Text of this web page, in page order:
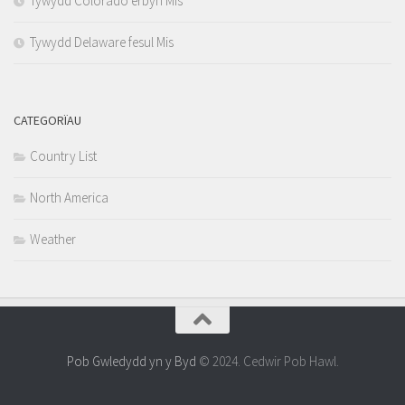
Tywydd Delaware fesul Mis
CATEGORÏAU
Country List
North America
Weather
Pob Gwledydd yn y Byd © 2024. Cedwir Pob Hawl.